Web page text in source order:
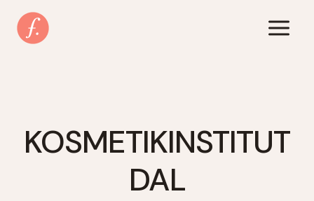
Inhalt
springen
KOSMETIKINSTITUT
DAL